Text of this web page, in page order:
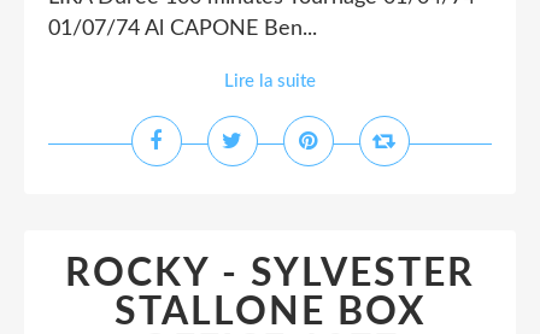
01/07/74 Al CAPONE Ben...
Lire la suite
ROCKY - SYLVESTER
STALLONE BOX